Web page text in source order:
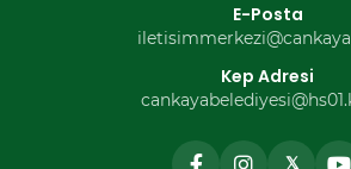
E-Posta
Kep Adresi
𝕏